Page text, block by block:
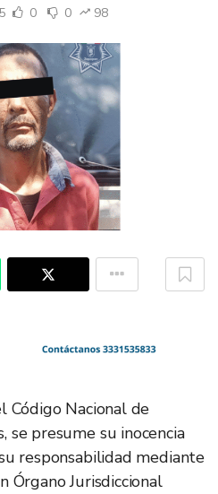
0 0 98
Nacional de
se presume su inocencia
responsabilidad mediante
Órgano Jurisdiccional